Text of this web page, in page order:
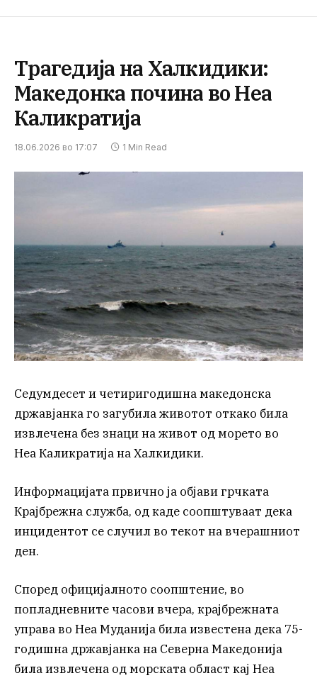
Трагедија на Халкидики:
Македонка почина во Неа
Каликратија
18.06.2026 во 17:07 1 Min Read
Седумдесет и четиригодишна македонска
државјанка го загубила животот откако била
извлечена без знаци на живот од морето во
Неа Каликратија на Халкидики.
Информацијата првично ја објави грчката
Крајбрежна служба, од каде соопштуваат дека
инцидентот се случил во текот на вчерашниот
ден.
Според официјалното соопштение, во
попладневните часови вчера, крајбрежната
управа во Неа Муданија била известена дека 75-
годишна државјанка на Северна Македонија
била извлечена од морската област кај Неа